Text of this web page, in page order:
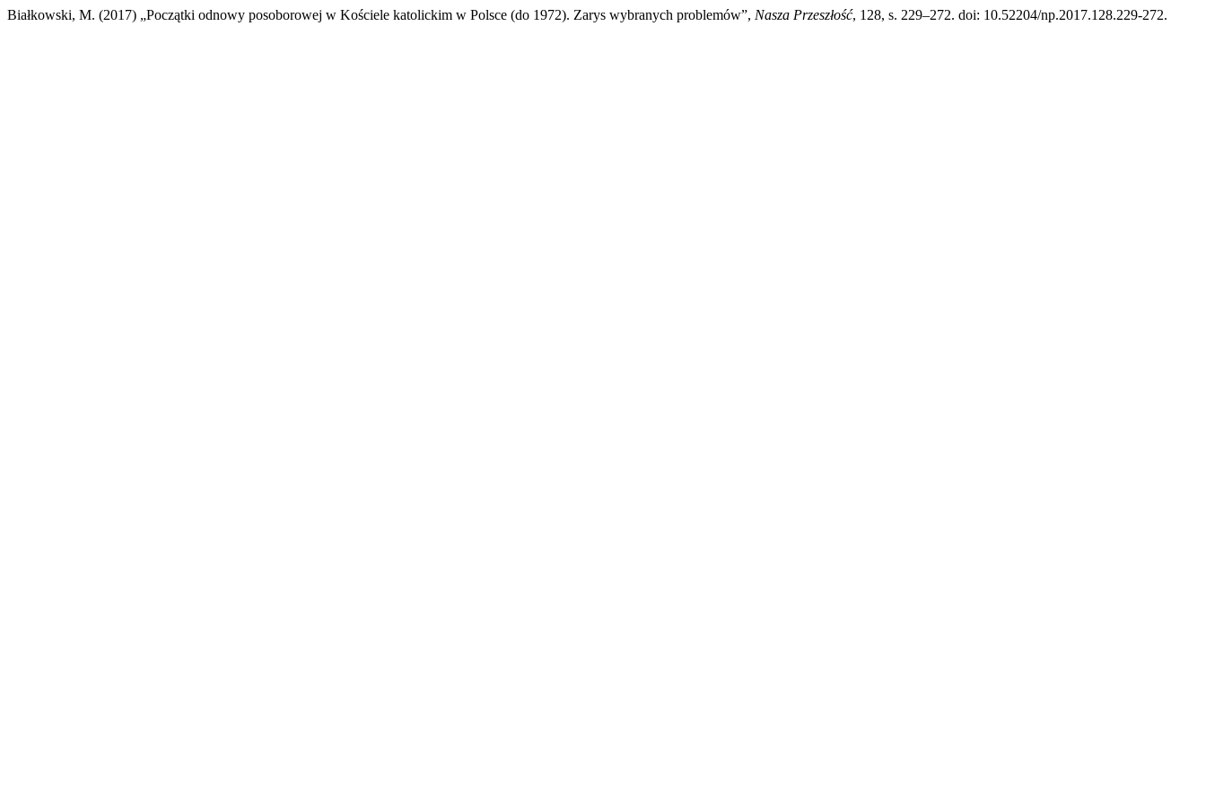
Białkowski, M. (2017) „Początki odnowy posoborowej w Kościele katolickim w Polsce (do 1972). Zarys wybranych problemów”, Nasza Przeszłość, 128, s. 229–272. doi: 10.52204/np.2017.128.229-272.